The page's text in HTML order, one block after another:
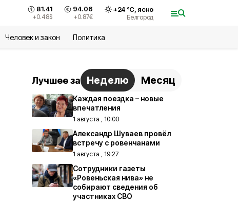
81.41
+0.48$
94.06
+0.87€
+24°С, ясно
Белгород
Человек и закон Политика
Лучшее за Неделю Месяц
Каждая поездка – новые
впечатления
1 августа , 10:00
Александр Шуваев провёл
встречу с ровенчанами
1 августа , 19:27
Сотрудники газеты
«Ровеньская нива» не
собирают сведения об
участниках СВО